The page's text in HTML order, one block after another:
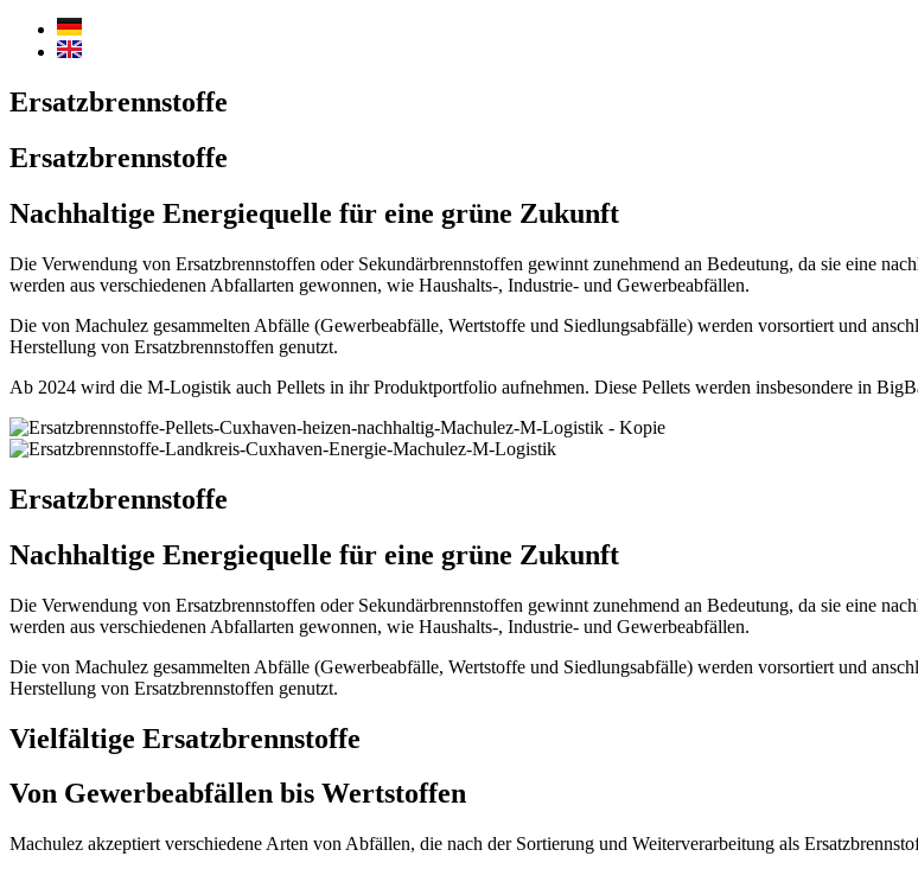
Ersatzbrennstoffe
Ersatzbrennstoffe
Nachhaltige Energiequelle für eine grüne Zukunft
Die Verwendung von Ersatzbrennstoffen oder Sekundärbrennstoffen gewinnt zunehmend an Bedeutung, da sie eine
werden aus verschiedenen Abfallarten gewonnen, wie Haushalts-, Industrie- und Gewerbeabfällen.
Die von Machulez gesammelten Abfälle (Gewerbeabfälle, Wertstoffe und Siedlungsabfälle) werden vorsortiert und
Herstellung von Ersatzbrennstoffen genutzt.
Ab 2024 wird die M-Logistik auch Pellets in ihr Produktportfolio aufnehmen. Diese Pellets werden insbesondere in
Ersatzbrennstoffe
Nachhaltige Energiequelle für eine grüne Zukunft
Die Verwendung von Ersatzbrennstoffen oder Sekundärbrennstoffen gewinnt zunehmend an Bedeutung, da sie eine
werden aus verschiedenen Abfallarten gewonnen, wie Haushalts-, Industrie- und Gewerbeabfällen.
Die von Machulez gesammelten Abfälle (Gewerbeabfälle, Wertstoffe und Siedlungsabfälle) werden vorsortiert und
Herstellung von Ersatzbrennstoffen genutzt.
Vielfältige Ersatzbrennstoffe
Von Gewerbeabfällen bis Wertstoffen
Machulez akzeptiert verschiedene Arten von Abfällen, die nach der Sortierung und Weiterverarbeitung als